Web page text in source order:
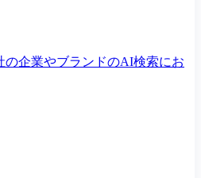
の企業やブランドのAI検索にお